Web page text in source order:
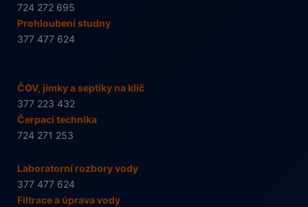
724 272 695
Prohloubení studny
377 477 624
ČOV, jímky a septiky na klíč
377 223 432
Čerpací technika
724 271 253
Laboratorní rozbory vody
377 477 624
Filtrace a úprava vody